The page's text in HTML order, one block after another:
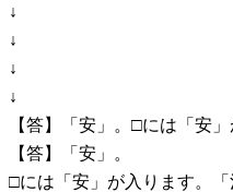
↓
↓
↓
↓
【答】「安」。□には「安
【答】「安」。
□には「安」が入ります。